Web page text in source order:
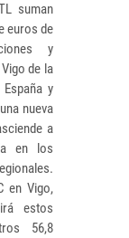
suman
euros de
y
de la
y
nueva
a
en los
en Vigo,
estos
56,8